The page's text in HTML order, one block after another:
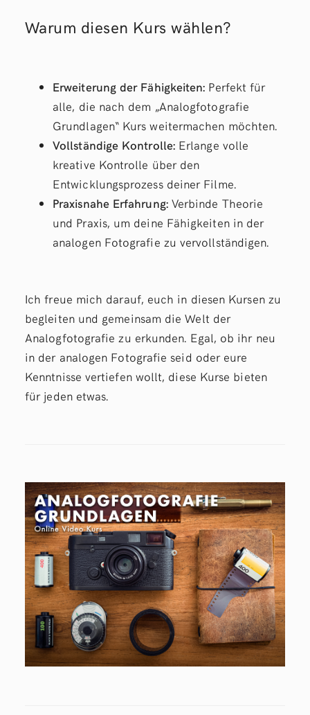
Warum diesen Kurs wählen?
Erweiterung der Fähigkeiten: Perfekt für
alle, die nach dem „Analogfotografie
Grundlagen“ Kurs weitermachen möchten.
Vollständige Kontrolle:Erlange volle
kreative Kontrolle über den
Entwicklungsprozess deiner Filme.
Praxisnahe Erfahrung:Verbinde Theorie
und Praxis, um deine Fähigkeiten in der
analogen Fotografie zu vervollständigen.
Ich freue mich darauf, euch in diesen Kursen zu
begleiten und gemeinsam die Welt der
Analogfotografie zu erkunden. Egal, ob ihr neu
in der analogen Fotografie seid oder eure
Kenntnisse vertiefen wollt, diese Kurse bieten
für jeden etwas.